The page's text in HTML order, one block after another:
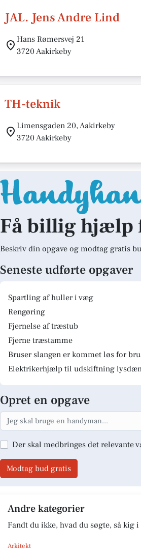
JAL. Jens Andre Lind
Hans Rømersvej 21
3720 Aakirkeby
TH-teknik
Limensgaden 20, Aakirkeby
3720 Aakirkeby
Få billig hjælp
Beskriv din opgave og modtag gratis
Seneste udførte opgaver
Spartling af huller i væg
Rengøring
Fjernelse af træstub
Fjerne træstamme
Bruser slangen er kommet løs for
Elektrikerhjælp til udskiftning
Opret en opgave
Der skal medbringes det relevante
Modtag bud gratis
Andre kategorier
Fandt du ikke, hvad du søgte, så kig
Arkitekt